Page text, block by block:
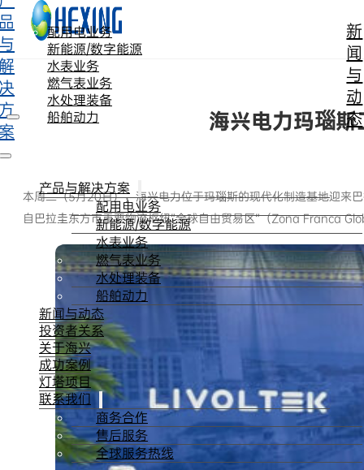
跳转到主要内容 跳转到页脚
配用电业务
新能源/数字能源
水表业务
燃气表业务
水处理装备
船舶动力
新
闻
与
动
态
产品与解决方案
配用电业务
新能源/数字能源
水表业务
燃气表业务
水处理装备
船舶动力
新闻与动态
投资者关系
关于海兴
成功案例
灯塔项目
联系我们
商务合作
售后服务
全球服务热线
海兴电力玛瑙
本周二（5月20日），海兴电力位于玛瑙斯的现代化制造基地迎来
自巴拉圭东方市重要物流枢纽”全球自由贸易区”（Zona Franca